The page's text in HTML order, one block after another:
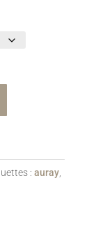
r
n
: auray,